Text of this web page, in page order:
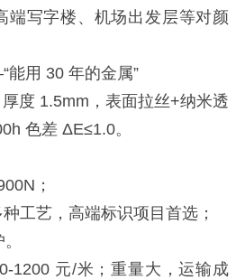
端写字楼、机场出发层等对颜
用 30 年的金属”
度 1.5mm，表面拉丝+纳米透
色差 ΔE≤1.0。
；
工艺，高端标识项目首选；
1200 元/米；重量大，运输成